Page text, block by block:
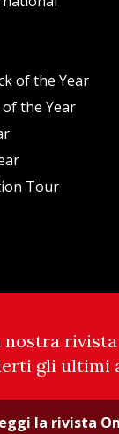
of the Year
the Year
Tour
nostra
gli ultimi
la rivista